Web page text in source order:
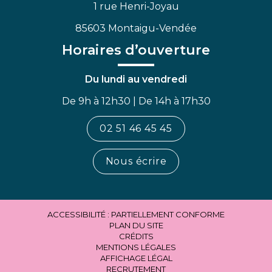
1 rue Henri-Joyau
85603 Montaigu-Vendée
Horaires d’ouverture
Du lundi au vendredi
De 9h à 12h30 | De 14h à 17h30
02 51 46 45 45
Nous écrire
ACCESSIBILITÉ : PARTIELLEMENT CONFORME
PLAN DU SITE
CRÉDITS
MENTIONS LÉGALES
AFFICHAGE LÉGAL
RECRUTEMENT